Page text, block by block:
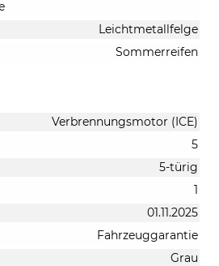
Leichtmetallfelge
Sommerreifen
Verbrennungsmotor (ICE)
5
5-türig
1
01.11.2025
Fahrzeuggarantie
Grau